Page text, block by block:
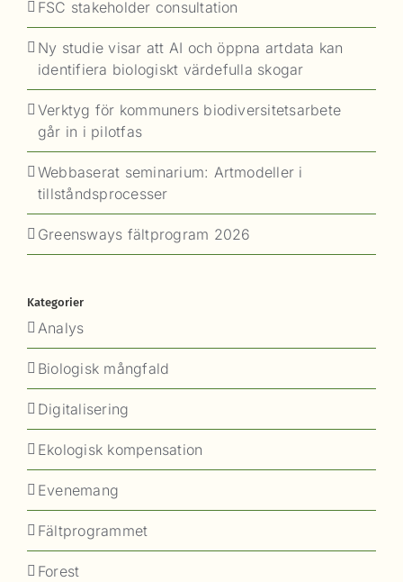
FSC stakeholder consultation
Ny studie visar att AI och öppna artdata kan
identifiera biologiskt värdefulla skogar
Verktyg för kommuners biodiversitetsarbete
går in i pilotfas
Webbaserat seminarium: Artmodeller i
tillståndsprocesser
Greensways fältprogram 2026
Kategorier
Analys
Biologisk mångfald
Digitalisering
Ekologisk kompensation
Evenemang
Fältprogrammet
Forest